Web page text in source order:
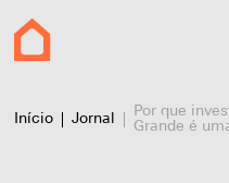
Início Jornal
Por que
Grande é